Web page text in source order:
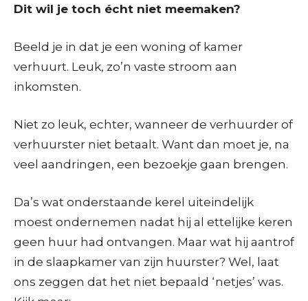
Dit wil je toch écht niet meemaken?
Beeld je in dat je een woning of kamer
verhuurt. Leuk, zo’n vaste stroom aan
inkomsten.
Niet zo leuk, echter, wanneer de verhuurder of
verhuurster niet betaalt. Want dan moet je, na
veel aandringen, een bezoekje gaan brengen.
Da’s wat onderstaande kerel uiteindelijk
moest ondernemen nadat hij al ettelijke keren
geen huur had ontvangen. Maar wat hij aantrof
in de slaapkamer van zijn huurster? Wel, laat
ons zeggen dat het niet bepaald ‘netjes’ was.